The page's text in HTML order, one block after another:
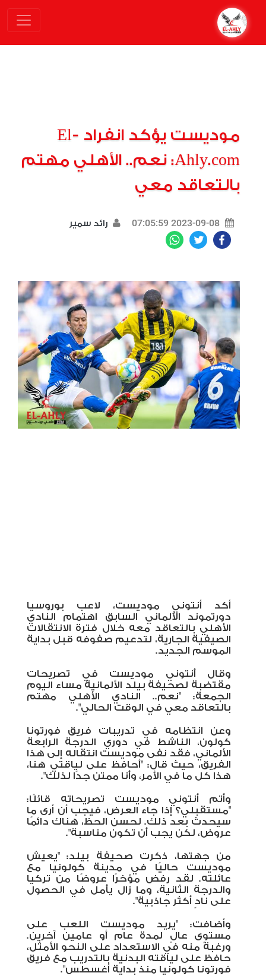
موديست يؤكد انفراد El-
Ahly.com: نعم.. الأهلي مهتم
بالتعاقد معي
2023-09-08 07:05:59 رائد سمير
Facebook
Twitter
أكد أنتوني موديست، لاعب بوروسيا
دورتموند الألماني السابق اهتمام النادي
الأهلي بالتعاقد معه خلال فترة الانتقالات
الصيفية الجارية، لتدعيم صفوفه قبل بداية
الموسم الجديد.
وقال أنتوني موديست في تصريحات
مقتضبة لصحيفة بيلد الألمانية مساء اليوم
الجمعة: "نعم.. النادي الأهلي مهتم
بالتعاقد معي في الوقت الحالي".
وعن انتظامه في تدريبات فريق فورتونا
كولون، الناشط في دوري الدرجة الرابعة
الألماني، فقد نفى موديست انتقاله إلى هذا
الفريق، حيث قال: "أحافظ على لياقتي هنا،
هذا كل ما في الأمر، وأنا ممتن جدًا لذلك".
وأتم أنتوني موديست تصريحاته قائلًا:
"مستقبلي؟ إذا جاء العرض، فيجب أن أرى ما
سيحدث بعد ذلك. لحسن الحظ، هناك دائمًا
عروض، لكن يجب أن تكون مناسبة".
من جهتها، ذكرت صحيفة بيلد: "يعيش
موديست حاليًا في مدينة كولونيا مع
عائلته. لقد رفض مؤخرًا عروضًا من تركيا
والدرجة الثانية، وما زال يأمل في الحصول
على نادٍ أكثر جاذبية".
وأضافت: "يريد موديست اللعب على
مستوى عالٍ لمدة عام أو عامين آخرين.
ورغبةً منه في الاستعداد على النحو الأمثل،
حافظ على لياقته البدنية بالتدريب مع فريق
فورتونا كولونيا منذ بداية أغسطس".